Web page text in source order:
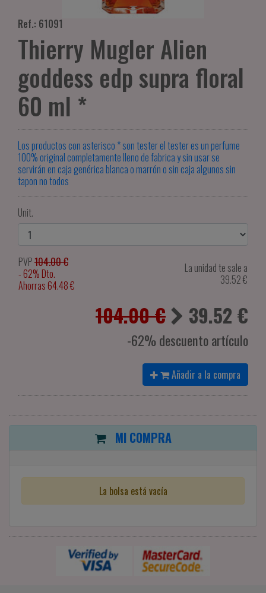
Ref.: 61091
Thierry Mugler Alien
goddess edp supra floral
60 ml *
Los productos con asterisco * son tester el tester es un perfume
100% original completamente lleno de fabrica y sin usar se
servirán en caja genérica blanca o marrón o sin caja algunos sin
tapon no todos
Unit.
PVP104.00 €
- 62% Dto.
Ahorras 64.48 €
La unidad te sale a
39.52€
104.00 € 39.52 €
-62% descuento artículo
Añadir a la compra
MI COMPRA
La bolsa está vacía